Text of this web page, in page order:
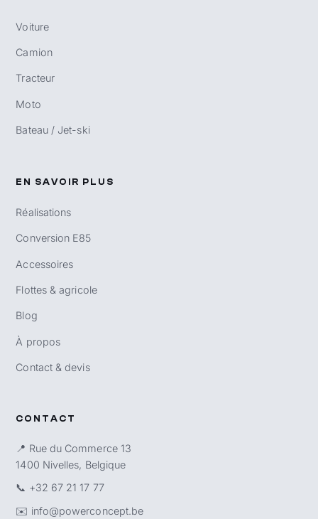
Voiture
Camion
Tracteur
Moto
Bateau / Jet-ski
EN SAVOIR PLUS
Réalisations
Conversion E85
Accessoires
Flottes & agricole
Blog
À propos
Contact & devis
CONTACT
📍 Rue du Commerce 13
1400 Nivelles, Belgique
📞 +32 67 21 17 77
✉️ info@powerconcept.be